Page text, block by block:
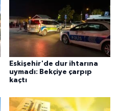
Eskişehir'de dur ihtarına
uymadı: Bekçiye çarpıp
kaçtı